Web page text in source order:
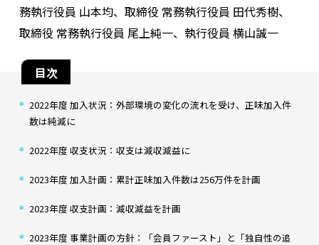
務執行役員 山本均、取締役 常務執行役員 田代秀樹、
取締役 常務執行役員 尾上純一、執行役員 横山誠一
目次
2022年度 加入状況：外部環境の変化の流れを受け、正味加入件
数は純減に
2022年度 収支状況：収支は減収減益に
2023年度 加入計画：累計正味加入件数は256万件を計画
2023年度 収支計画：減収減益を計画
2023年度 事業計画の方針：「会員ファースト」と「独自性の追